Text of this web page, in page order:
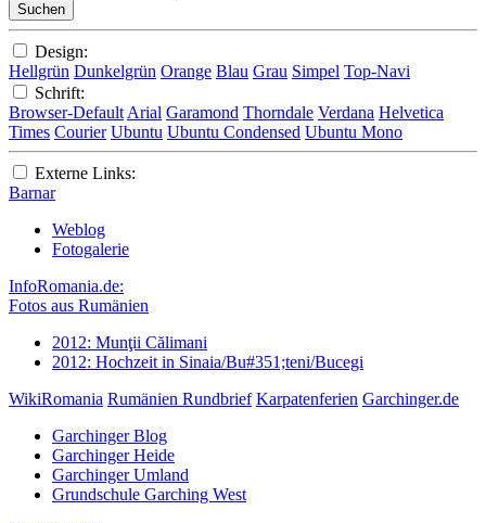
Design:
Hellgrün Dunkelgrün Orange Blau Grau Simpel Top-Navi
Schrift:
Browser-Default Arial Garamond Thorndale Verdana Helvetica
Times Courier Ubuntu Ubuntu Condensed Ubuntu Mono
Externe Links:
Barnar
Weblog
Fotogalerie
InfoRomania.de:
Fotos aus Rumänien
2012: Munţii Călimani
2012: Hochzeit in Sinaia/Bu#351;teni/Bucegi
WikiRomania Rumänien Rundbrief Karpatenferien Garchinger.de
Garchinger Blog
Garchinger Heide
Garchinger Umland
Grundschule Garching West